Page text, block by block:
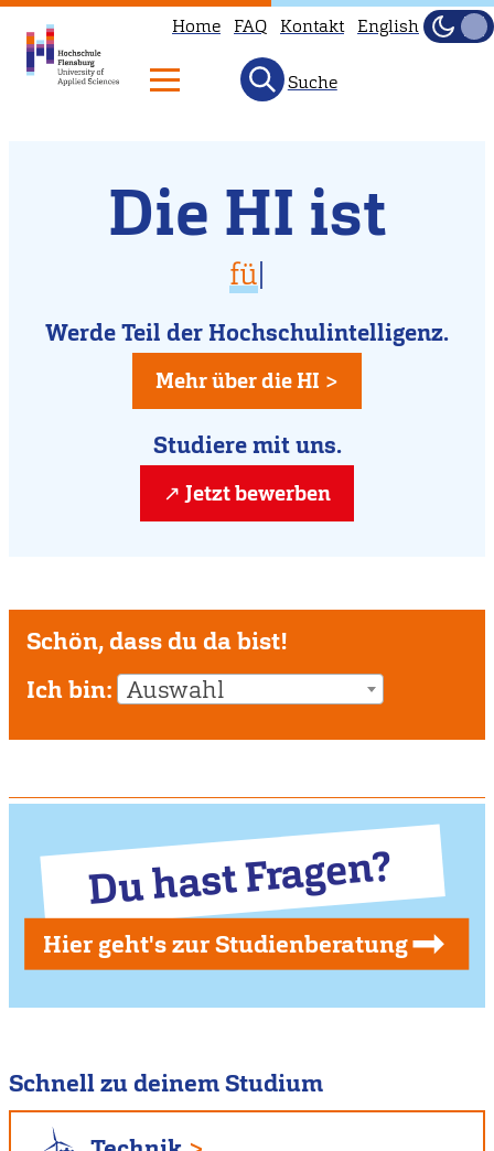
Home FAQ Kontakt English
Hell
Suche
Flensburg
Die HI ist
kreativ
für D
Werde Teil der Hochschulintelligenz.
Mehr über die HI >
Studiere mit uns.
Jetzt bewerben
Schön, dass du da bist!
Ich bin: Auswahl
Du hast Fragen?
Hier geht's zur Studienberatung
Schnell zu deinem Studium